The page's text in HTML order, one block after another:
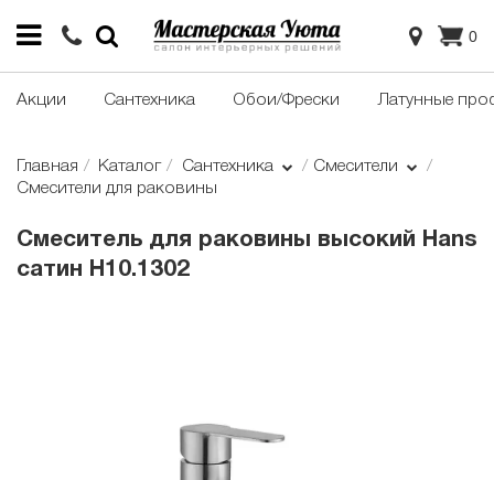
0
Акции Сантехника Обои/Фрески Латунные
Главная Каталог Сантехника
Смесители
Смесители для раковины
Смеситель для раковины высокий Hans
сатин H10.1302